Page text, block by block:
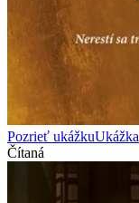
Pozrieť ukážkuUkážka
Čítaná